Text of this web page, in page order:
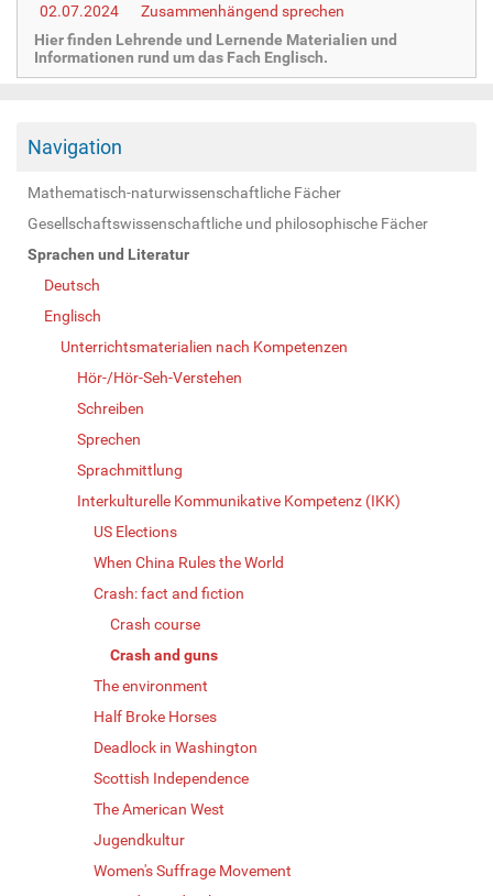
02.07.2024
Zusammenhängend sprechen
Hier finden Lehrende und Lernende Materialien und
Informationen rund um das Fach Englisch.
Navigation
Mathematisch-naturwissenschaftliche Fächer
Gesellschaftswissenschaftliche und philosophische Fächer
Sprachen und Literatur
Deutsch
Englisch
Unterrichtsmaterialien nach Kompetenzen
Hör-/Hör-Seh-Verstehen
Schreiben
Sprechen
Sprachmittlung
Interkulturelle Kommunikative Kompetenz (IKK)
US Elections
When China Rules the World
Crash: fact and fiction
Crash course
Crash and guns
The environment
Half Broke Horses
Deadlock in Washington
Scottish Independence
The American West
Jugendkultur
Women's Suffrage Movement